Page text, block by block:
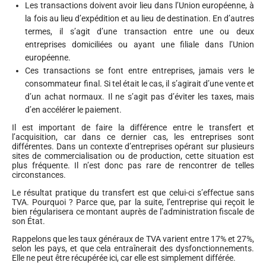
Les transactions doivent avoir lieu dans l’Union européenne, à
la fois au lieu d’expédition et au lieu de destination. En d’autres
termes, il s’agit d’une transaction entre une ou deux
entreprises domiciliées ou ayant une filiale dans l’Union
européenne.
Ces transactions se font entre entreprises, jamais vers le
consommateur final. Si tel était le cas, il s’agirait d’une vente et
d’un achat normaux. Il ne s’agit pas d’éviter les taxes, mais
d’en accélérer le paiement.
Il est important de faire la différence entre le transfert et
l’acquisition, car dans ce dernier cas, les entreprises sont
différentes. Dans un contexte d’entreprises opérant sur plusieurs
sites de commercialisation ou de production, cette situation est
plus fréquente. Il n’est donc pas rare de rencontrer de telles
circonstances.
Le résultat pratique du transfert est que celui-ci s’effectue sans
TVA. Pourquoi ? Parce que, par la suite, l’entreprise qui reçoit le
bien régularisera ce montant auprès de l’administration fiscale de
son État.
Rappelons que les taux généraux de TVA varient entre 17% et 27%,
selon les pays, et que cela entraînerait des dysfonctionnements.
Elle ne peut être récupérée ici, car elle est simplement différée.